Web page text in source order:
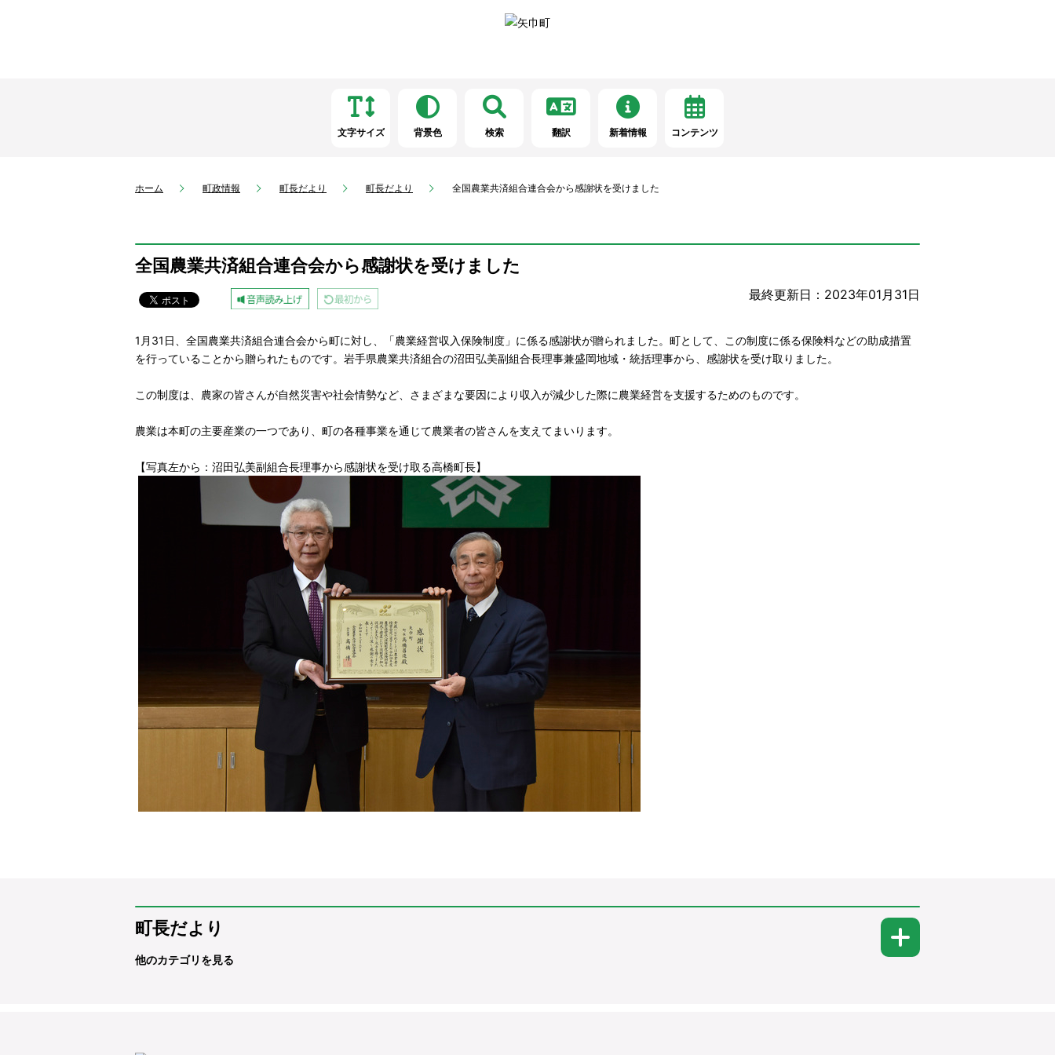
文字サイズ 背景色 検索 翻訳 新着情報 コンテンツ
ホーム 町政情報 町長だより 町長だより 全国農業共済組合連合会から感謝状を受けました
全国農業共済組合連合会から感謝状を受けました
最終更新日：2023年01月31日
1月31日、全国農業共済組合連合会から町に対し、「農業経営収入保険制度」に係る感謝状が贈られました。町として、この制度に係る保険料などの助成措置
を行っていることから贈られたものです。岩手県農業共済組合の沼田弘美副組合長理事兼盛岡地域・統括理事から、感謝状を受け取りました。
この制度は、農家の皆さんが自然災害や社会情勢など、さまざまな要因により収入が減少した際に農業経営を支援するためのものです。
農業は本町の主要産業の一つであり、町の各種事業を通じて農業者の皆さんを支えてまいります。
【写真左から：沼田弘美副組合長理事から感謝状を受け取る高橋町長】
町長だより
他のカテゴリを見る